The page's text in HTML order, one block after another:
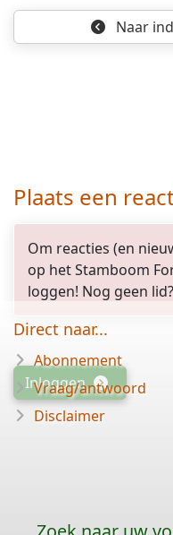
Naar
Plaats een
Om reacties (en
op het Stamboom
loggen! Nog geen
Inloggen
Direct naar...
Abonnement
Vraag/antwoord
Disclaimer